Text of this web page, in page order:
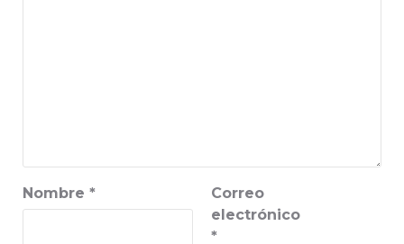
Nombre *
Correo
electrónico
*